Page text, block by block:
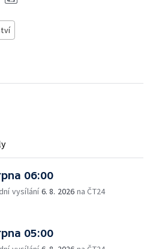
06:00
vysílání6. 8. 2026 na ČT24
05:00